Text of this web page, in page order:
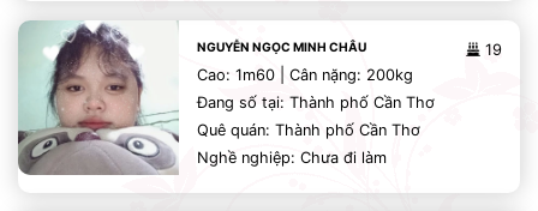
19
NGUYỄN NGỌC MINH CHÂU
Cao: 1m60 | Cân nặng: 200kg
Đang số tại: Thành phố Cần Thơ
Quê quán: Thành phố Cần Thơ
Nghề nghiệp: Chưa đi làm